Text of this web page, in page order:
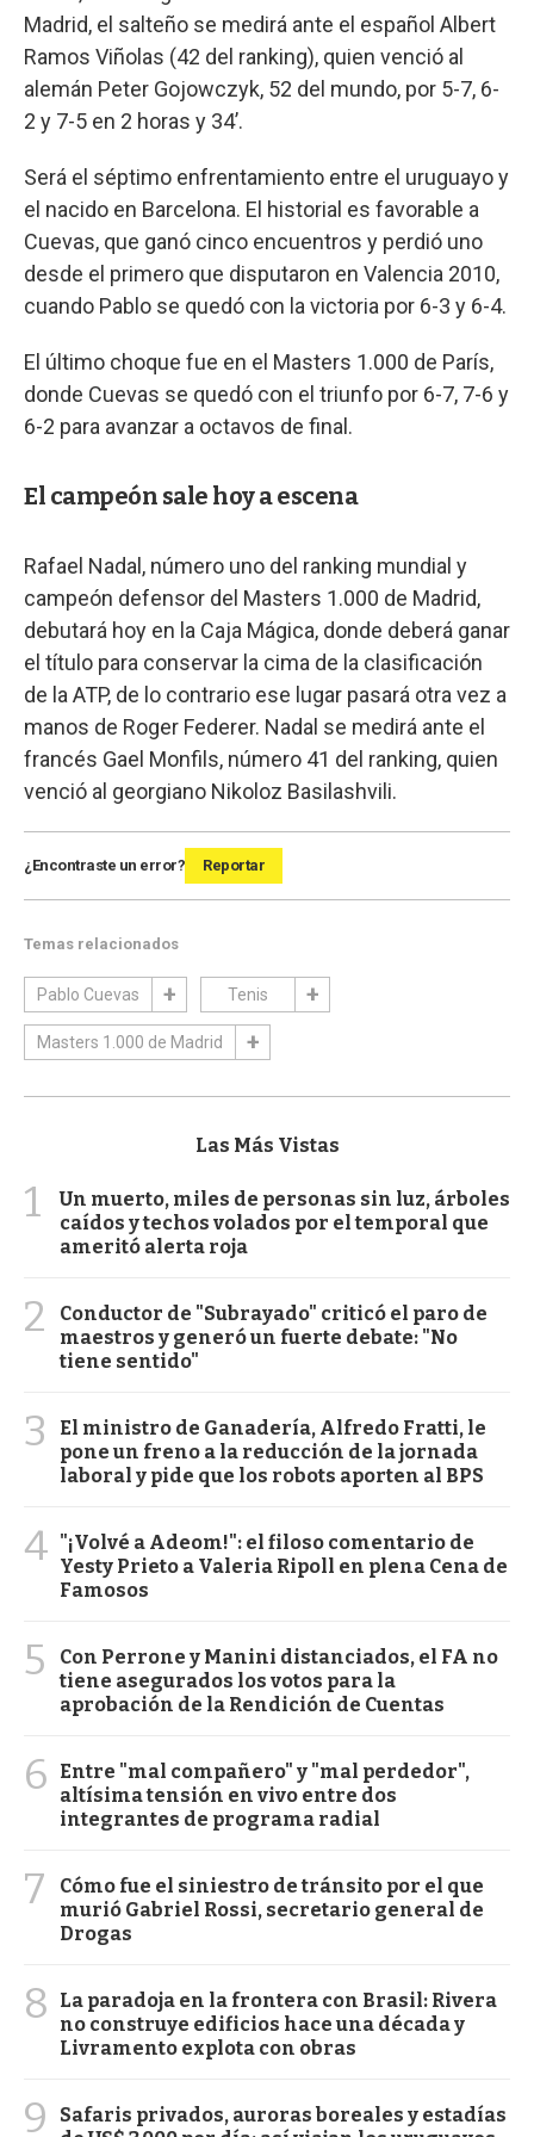
Madrid, el salteño se medirá ante el español Albert
Ramos Viñolas (42 del ranking), quien venció al
alemán Peter Gojowczyk, 52 del mundo, por 5-7, 6-
2 y 7-5 en 2 horas y 34’.
Será el séptimo enfrentamiento entre el uruguayo y
el nacido en Barcelona. El historial es favorable a
Cuevas, que ganó cinco encuentros y perdió uno
desde el primero que disputaron en Valencia 2010,
cuando Pablo se quedó con la victoria por 6-3 y 6-4.
El último choque fue en el Masters 1.000 de París,
donde Cuevas se quedó con el triunfo por 6-7, 7-6 y
6-2 para avanzar a octavos de final.
El campeón sale hoy a escena
Rafael Nadal, número uno del ranking mundial y
campeón defensor del Masters 1.000 de Madrid,
debutará hoy en la Caja Mágica, donde deberá ganar
el título para conservar la cima de la clasificación
de la ATP, de lo contrario ese lugar pasará otra vez a
manos de Roger Federer. Nadal se medirá ante el
francés Gael Monfils, número 41 del ranking, quien
venció al georgiano Nikoloz Basilashvili.
¿Encontraste un error? Reportar
Temas relacionados
Pablo Cuevas Tenis
Masters 1.000 de Madrid
Las Más Vistas
1
Un muerto, miles de personas sin luz, árboles
caídos y techos volados por el temporal que
ameritó alerta roja
2
Conductor de "Subrayado" criticó el paro de
maestros y generó un fuerte debate: "No
tiene sentido"
3
El ministro de Ganadería, Alfredo Fratti, le
pone un freno a la reducción de la jornada
laboral y pide que los robots aporten al BPS
4 "¡Volvé a Adeom!": el filoso comentario de
Yesty Prieto a Valeria Ripoll en plena Cena de
Famosos
5
Con Perrone y Manini distanciados, el FA no
tiene asegurados los votos para la
aprobación de la Rendición de Cuentas
6
Entre "mal compañero" y "mal perdedor",
altísima tensión en vivo entre dos
integrantes de programa radial
7
Cómo fue el siniestro de tránsito por el que
murió Gabriel Rossi, secretario general de
Drogas
8
La paradoja en la frontera con Brasil: Rivera
no construye edificios hace una década y
Livramento explota con obras
9
Safaris privados, auroras boreales y estadías